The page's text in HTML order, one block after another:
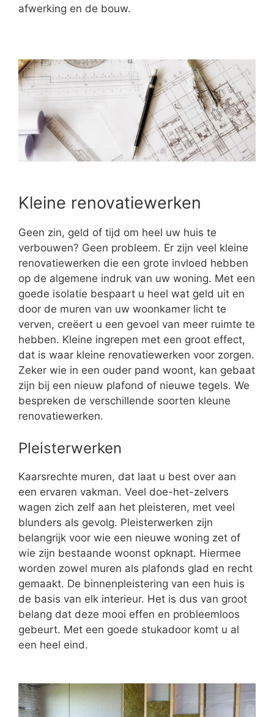
afwerking en de bouw.
Kleine renovatiewerken
Geen zin, geld of tijd om heel uw huis te
verbouwen? Geen probleem. Er zijn veel kleine
renovatiewerken die een grote invloed hebben
op de algemene indruk van uw woning. Met een
goede isolatie bespaart u heel wat geld uit en
door de muren van uw woonkamer licht te
verven, creëert u een gevoel van meer ruimte te
hebben. Kleine ingrepen met een groot effect,
dat is waar kleine renovatiewerken voor zorgen.
Zeker wie in een ouder pand woont, kan gebaat
zijn bij een nieuw plafond of nieuwe tegels. We
bespreken de verschillende soorten kleune
renovatiewerken.
Pleisterwerken
Kaarsrechte muren, dat laat u best over aan
een ervaren vakman. Veel doe-het-zelvers
wagen zich zelf aan het pleisteren, met veel
blunders als gevolg. Pleisterwerken zijn
belangrijk voor wie een nieuwe woning zet of
wie zijn bestaande woonst opknapt. Hiermee
worden zowel muren als plafonds glad en recht
gemaakt. De binnenpleistering van een huis is
de basis van elk interieur. Het is dus van groot
belang dat deze mooi effen en probleemloos
gebeurt. Met een goede stukadoor komt u al
een heel eind.